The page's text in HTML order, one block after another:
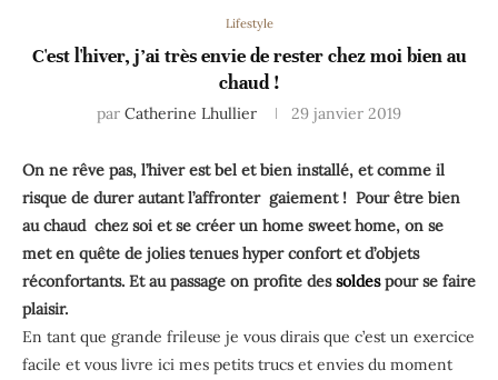
Lifestyle
C'est l'hiver, j’ai très envie de rester chez moi bien au
chaud !
par Catherine Lhullier 29 janvier 2019
On ne rêve pas, l’hiver est bel et bien installé, et comme il
risque de durer autant l’affronter gaiement ! Pour être bien
au chaud chez soi et se créer un home sweet home, on se
met en quête de jolies tenues hyper confort et d’objets
réconfortants. Et au passage on profite dessoldespour se faire
plaisir.
En tant que grande frileuse je vous dirais que c’est un exercice
facile et vous livre ici mes petits trucs et envies du moment